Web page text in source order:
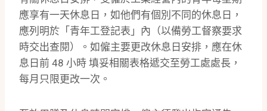
應享有一天休息日，如他們有個別不同的休息日，
應列明於「青年工登記表」內（以備勞工督察要求
時交出查閱）。如僱主要更改休息日安排，應在休
息日前 48 小時 填妥相關表格遞交至勞工處處長，
每月只限更改一次。